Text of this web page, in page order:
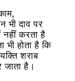
भी दाव पर
नहीं करता है
होता है कि
शराब
है।